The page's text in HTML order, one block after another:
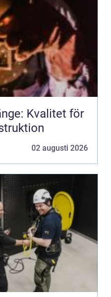
Kvalitet för
02 augusti 2026